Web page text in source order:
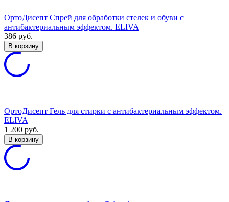
ОртоДисепт Спрей для обработки стелек и обуви с
антибактериальным эффектом. ELIVA
386 руб.
В корзину
ОртоДисепт Гель для стирки с антибактериальным эффектом.
ELIVA
1 200 руб.
В корзину